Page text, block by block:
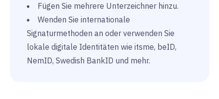
Fügen Sie mehrere Unterzeichner hinzu.
Wenden Sie internationale
Signaturmethoden an oder verwenden Sie
lokale digitale Identitäten wie itsme, beID,
NemID, Swedish BankID und mehr.